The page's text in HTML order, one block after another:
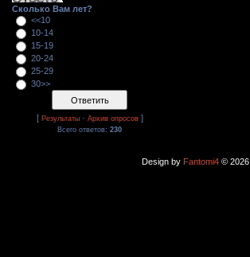
Сколько Вам лет?
<<10
10-14
15-19
20-24
25-29
30>>
[ Результаты· Архив опросов]
Всего ответов: 230
Design by Fantomi4© 2026